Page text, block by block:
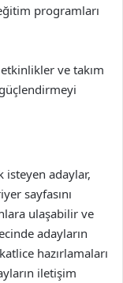
programları
ve takım
isteyen adaylar,
sayfasını
ulaşabilir ve
adayların
hazırlamaları
iletişim